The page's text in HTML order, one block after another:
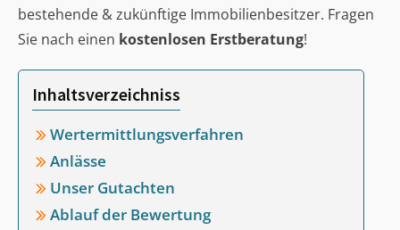
bestehende & zukünftige Immobilienbesitzer. Fragen
Sie nach einen kostenlosen Erstberatung!
Inhaltsverzeichniss
Wertermittlungsverfahren
Anlässe
Unser Gutachten
Ablauf der Bewertung